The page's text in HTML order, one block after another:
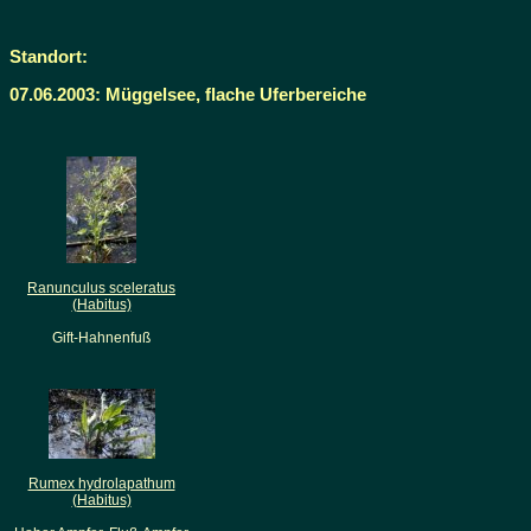
Standort:
07.06.2003: Müggelsee, flache Uferbereiche
Ranunculus sceleratus
(Habitus)
Gift-Hahnenfuß
Rumex hydrolapathum
(Habitus)